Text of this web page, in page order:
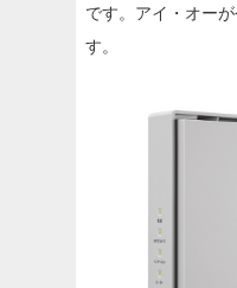
です。アイ・オー
す。